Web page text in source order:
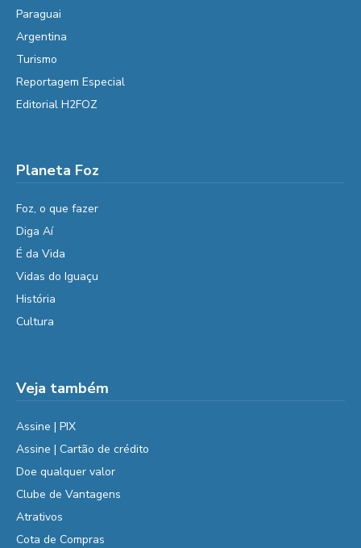
Paraguai
Argentina
Turismo
Reportagem Especial
Editorial H2FOZ
Planeta Foz
Foz, o que fazer
Diga Aí
É da Vida
Vidas do Iguaçu
História
Cultura
Veja também
Assine | PIX
Assine | Cartão de crédito
Doe qualquer valor
Clube de Vantagens
Atrativos
Cota de Compras